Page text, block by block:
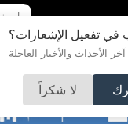
في تفعيل الإشعارات؟
الأحداث والأخبار العاجلة
لا شكراً